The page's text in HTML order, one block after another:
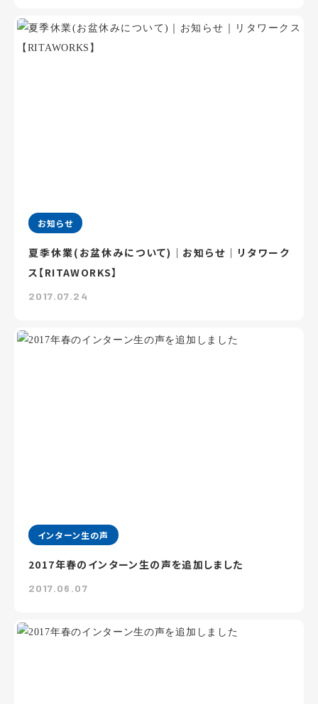
お知らせ
夏季休業(お盆休みについて)｜お知らせ｜リタワーク
ス【RITAWORKS】
2017.07.24
インターン生の声
2017年春のインターン生の声を追加しました
2017.06.07